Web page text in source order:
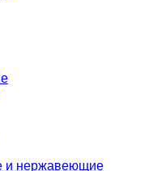
и нержавеющие